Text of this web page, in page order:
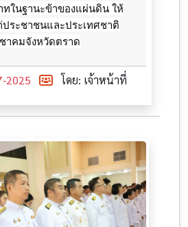
ในฐานะข้าของแผ่นดิน ให้
ระชาชนและประเทศชาติ
าคม​จังหวัดตราด
2025 โดย: เจ้าหน้าที่